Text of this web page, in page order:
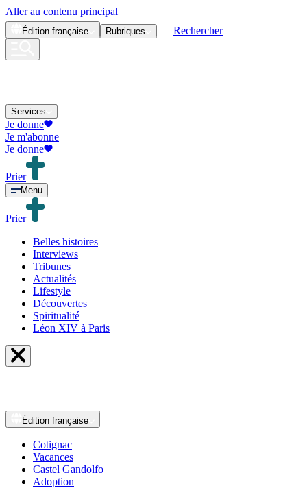
Aller au contenu principal
Édition française Rubriques Rechercher
Services
Je donne
Je m'abonne
Je donne
Prier
Menu
Prier
Belles histoires
Interviews
Tribunes
Actualités
Lifestyle
Découvertes
Spiritualité
Léon XIV à Paris
Édition française
Cotignac
Vacances
Castel Gandolfo
Adoption